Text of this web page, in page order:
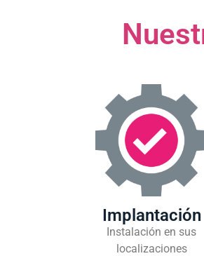
Implantación
Instalación en sus
localizaciones